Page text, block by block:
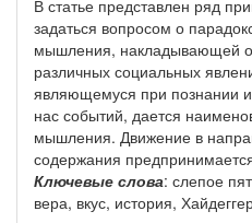
В статье представлен ряд
задаться вопросом о
мышления, накладывающей
различных социальных
являющемуся при познании
нас событий, дается
мышления. Движение в
содержания
Ключевые слова: слепое
вера, вкус, история,